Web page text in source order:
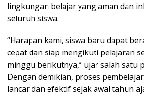
lingkungan belajar yang aman dan
seluruh siswa.
“Harapan kami, siswa baru dapat
cepat dan siap mengikuti pelajaran
minggu berikutnya,” ujar salah satu
Dengan demikian, proses
lancar dan efektif sejak awal tahun